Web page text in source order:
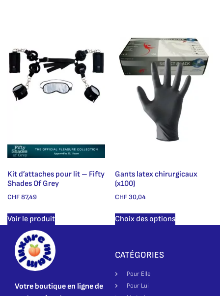
Kit d’attaches pour lit – Fifty
Shades Of Grey
CHF87,49
Voir le produit
Gants latex chirurgicaux
(x100)
CHF 30,04
Choix des options
Votre boutique en ligne de
CATÉGORIES
Pour Elle
Pour Lui